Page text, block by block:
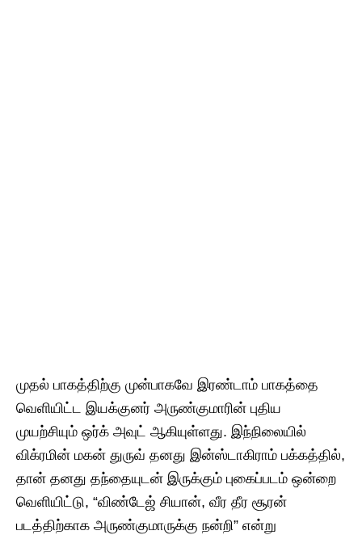
முதல் பாகத்திற்கு முன்பாகவே இரண்டாம் பாகத்தை
வெளியிட்ட இயக்குனர் அருண்குமாரின் புதிய
முயற்சியும் ஒர்க் அவுட் ஆகியுள்ளது. இந்நிலையில்
விக்ரமின் மகன் துருவ் தனது இன்ஸ்டாகிராம் பக்கத்தில்,
தான் தனது தந்தையுடன் இருக்கும் புகைப்படம் ஒன்றை
வெளியிட்டு, “விண்டேஜ் சியான், வீர தீர சூரன்
படத்திற்காக அருண்குமாருக்கு நன்றி” என்று